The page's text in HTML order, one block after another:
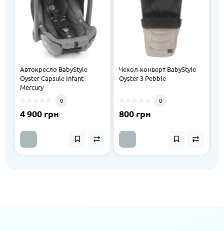
Автокресло BabyStyle
Oyster Capsule Infant
Mercury
0
4 900 грн
Чехол-конверт BabyStyle
Oyster 3 Pebble
0
800 грн